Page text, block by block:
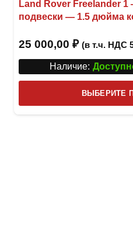
Land Rover Freelander
подвески — 1.5 дюйма
25 000,00 ₽ (в т.ч. НДС
Наличие:
ВЫБЕРИТЕ